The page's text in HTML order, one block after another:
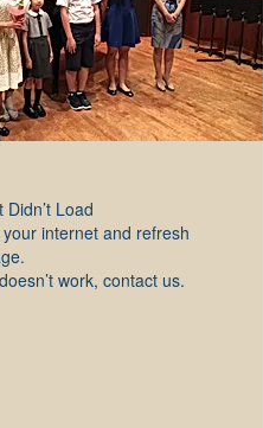
Didn’t Load
internet and refresh
work, contact us.